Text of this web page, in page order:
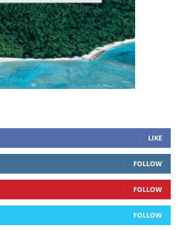
LIKE
FOLLOW
FOLLOW
FOLLOW